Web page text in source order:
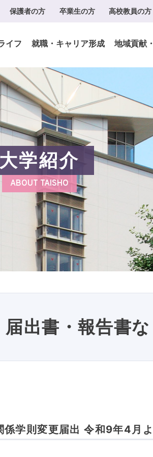
保護者の方 卒業生の方 高校教員の方
イフ 就職・キャリア形成 地域貢献
大学紹介
ABOUT TAISHO
届出書・報告書
学則変更届出 令和9年4月